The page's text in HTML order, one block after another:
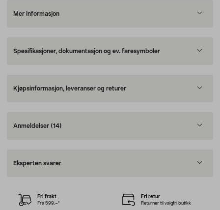
Mer informasjon
Spesifikasjoner, dokumentasjon og ev. faresymboler
Kjøpsinformasjon, leveranser og returer
Anmeldelser (14)
Eksperten svarer
Fri frakt
Fra 599,–*
Fri retur
Returner til valgfri butikk